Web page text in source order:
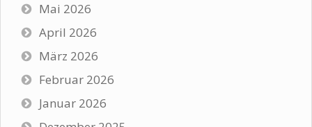
Mai 2026
April 2026
März 2026
Februar 2026
Januar 2026